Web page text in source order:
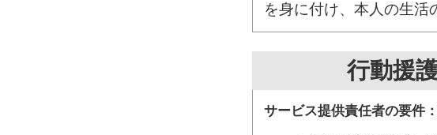
を身に付け、本人の生活
行動援
サービス提供責任者の要件